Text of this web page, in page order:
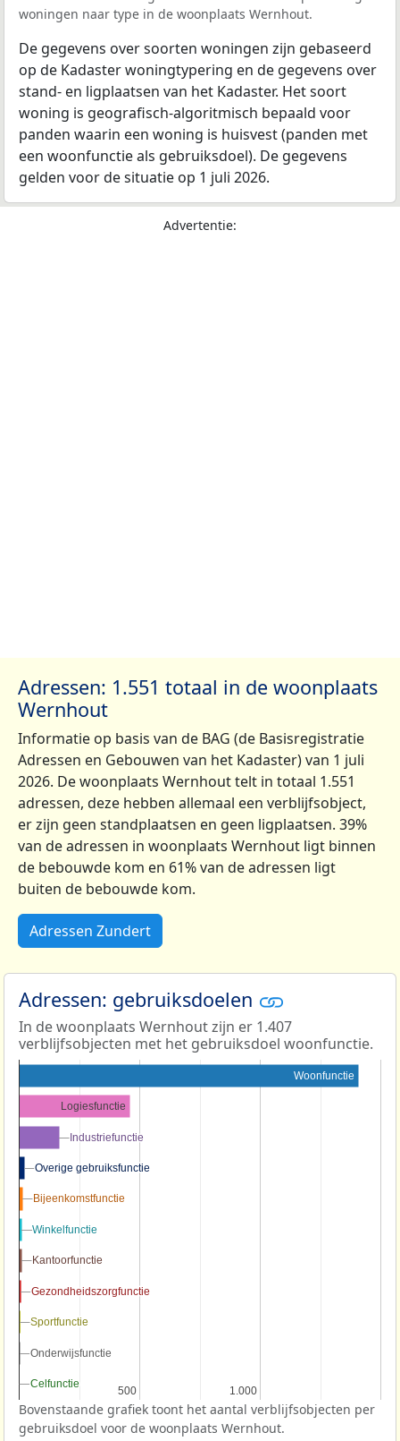
woningen naar type in de woonplaats Wernhout.
De gegevens over soorten woningen zijn gebaseerd
op de Kadaster woningtypering en de gegevens over
stand- en ligplaatsen van het Kadaster. Het soort
woning is geografisch-algoritmisch bepaald voor
panden waarin een woning is huisvest (panden met
een woonfunctie als gebruiksdoel). De gegevens
gelden voor de situatie op 1 juli 2026.
Advertentie:
Adressen: 1.551 totaal in de woonplaats
Wernhout
Informatie op basis van de BAG (de Basisregistratie
Adressen en Gebouwen van het Kadaster) van 1 juli
2026. De woonplaats Wernhout telt in totaal 1.551
adressen, deze hebben allemaal een verblijfsobject,
er zijn geen standplaatsen en geen ligplaatsen. 39%
van de adressen in woonplaats Wernhout ligt binnen
de bebouwde kom en 61% van de adressen ligt
buiten de bebouwde kom.
Adressen Zundert
Adressen: gebruiksdoelen
In de woonplaats Wernhout zijn er 1.407
verblijfsobjecten met het gebruiksdoel woonfunctie.
500
500 1.000
1.000
Woonfunctie
Logiesfunctie
Industriefunctie
Industriefunctie
Overige gebruiksfunctie
Overige gebruiksfunctie
Bijeenkomstfunctie
Bijeenkomstfunctie
Winkelfunctie
Winkelfunctie
Kantoorfunctie
Kantoorfunctie
Gezondheidszorgfunctie
Gezondheidszorgfunctie
Sportfunctie
Sportfunctie
Onderwijsfunctie
Onderwijsfunctie
Celfunctie
Celfunctie
Bovenstaande grafiek toont het aantal verblijfsobjecten per
gebruiksdoel voor de woonplaats Wernhout.